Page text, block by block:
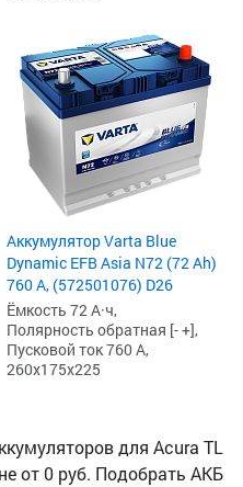
Аккумулятор Varta Blue
Dynamic EFB Asia N72 (72 Ah)
760 А, (572501076) D26
Ёмкость 72 А·ч,
Полярность обратная [- +],
Пусковой ток 760 А,
260x175x225
для Acura TL
от 0 руб. Подобрать АКБ